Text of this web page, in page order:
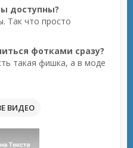
доступны?
Так что просто
фотками сразу?
такая фишка, а в моде
ВИДЕО